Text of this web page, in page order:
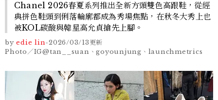
Chanel 2026春夏系列推出全新方頭雙色高跟鞋，從經
典拼色鞋頭到俐落輪廓都成為秀場焦點，在秋冬大秀上也
被KOL碳酸與韓星高允貞搶先上腳。
by edie lin-2026/03/13更新
Photo／IG@tan__suan、goyounjung、launchmetrics